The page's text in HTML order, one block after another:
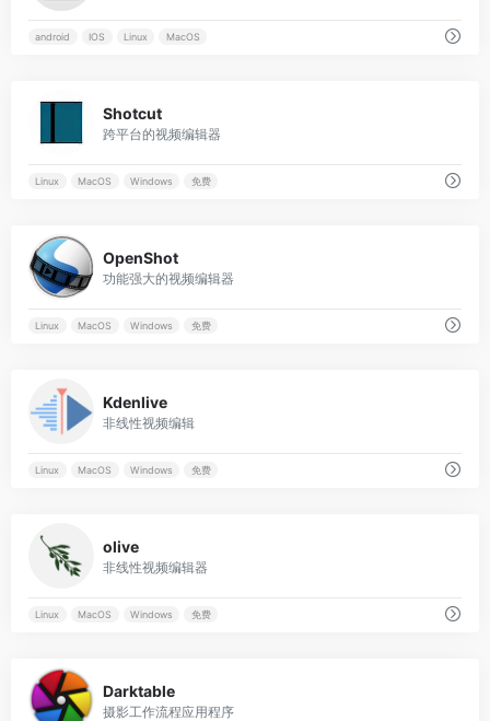
android IOS Linux MacOS
Shotcut
跨平台的视频编辑器
Linux MacOS Windows 免费
OpenShot
功能强大的视频编辑器
Linux MacOS Windows 免费
Kdenlive
非线性视频编辑
Linux MacOS Windows 免费
olive
非线性视频编辑器
Linux MacOS Windows 免费
Darktable
摄影工作流程应用程序